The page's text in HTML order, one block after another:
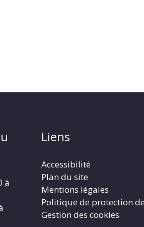
à
Liens
Accessibilité
Plan du site
Mentions légales
Politique de protection
Gestion des cookies